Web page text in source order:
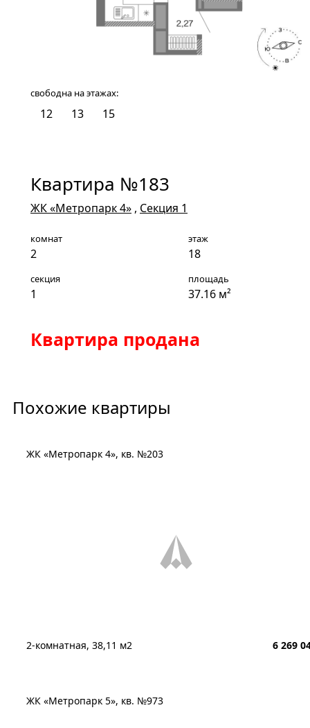
свободна на этажах:
12 13 15
Квартира №183
ЖК «Метропарк 4» , Секция 1
комнат
2
этаж
18
секция
1
площадь
37.16 м²
Квартира продана
Похожие квартиры
ЖК «Метропарк 4», кв. №203
2-комнатная, 38,11 м2 6 269
ЖК «Метропарк 5», кв. №973